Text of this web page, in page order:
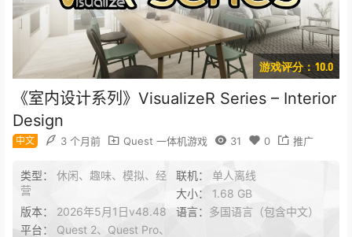
游戏评分：10.0
《室内设计系列》VisualizeR Series – Interior
Design
中文 3 个月前 Quest 一体机游戏 31 0 推广
类型： 休闲、趣味、模拟、经
营
联机： 单人离线
大小： 1.68 GB
版本： 2026年5月1日v48.48 语言： 多国语言（包含中文）
平台： Quest 2、Quest Pro、